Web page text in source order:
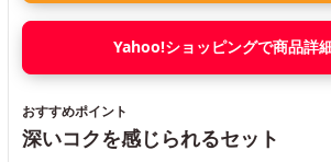
Yahoo!ショッピングで商品詳
おすすめポイント
深いコクを感じられるセット